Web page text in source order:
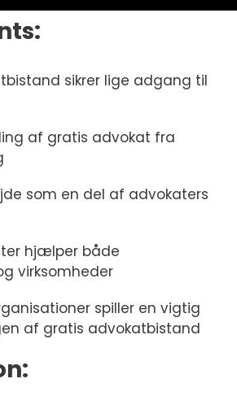
sikrer lige adgang til
af gratis advokat fra
som en del af advokaters
hjælper både
virksomheder
spiller en vigtig
af gratis advokatbistand